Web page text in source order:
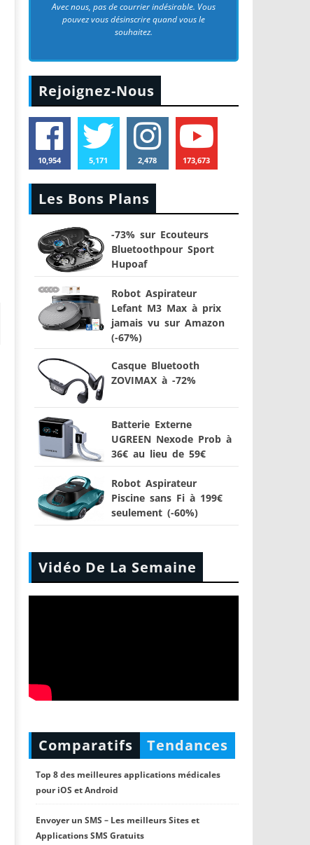
Avec nous, pas de courrier indésirable. Vous
pouvez vous désinscrire quand vous le
souhaitez.
Rejoignez-Nous
10,954 5,171 2,478 173,673
Les Bons Plans
-73% sur Ecouteurs
Bluetoothpour Sport
Hupoaf
Robot Aspirateur
Lefant M3 Max à prix
jamais vu sur Amazon
(-67%)
Casque Bluetooth
ZOVIMAX à -72%
Batterie Externe
UGREEN Nexode Prob à
36€ au lieu de 59€
Robot Aspirateur
Piscine sans Fi à 199€
seulement (-60%)
Vidéo De La Semaine
Comparatifs Tendances
Top 8 des meilleures applications médicales
pour iOS et Android
Envoyer un SMS – Les meilleurs Sites et
Applications SMS Gratuits